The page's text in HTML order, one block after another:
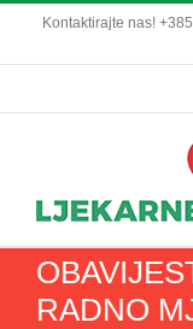
content
Kontaktirajte nas!
RADNO